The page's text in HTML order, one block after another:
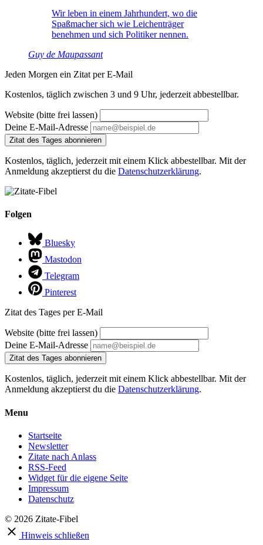
Wir leben in einem Jahrhundert, wo die
Spaßmacher sich wie Leichenträger
benehmen und sich Politiker nennen.
Guy de Maupassant
Jeden Morgen ein Zitat per E-Mail
Kostenlos, täglich zwischen 3 und 9 Uhr, jederzeit abbestellbar.
Website (bitte frei lassen)
Deine E-Mail-Adresse
Zitat des Tages abonnieren
Kostenlos, täglich, jederzeit mit einem Klick abbestellbar. Mit der
Anmeldung akzeptierst du die Datenschutzerklärung.
Folgen
Bluesky
Mastodon
Telegram
Pinterest
Zitat des Tages per E-Mail
Website (bitte frei lassen)
Deine E-Mail-Adresse
Zitat des Tages abonnieren
Kostenlos, täglich, jederzeit mit einem Klick abbestellbar. Mit der
Anmeldung akzeptierst du die Datenschutzerklärung.
Menu
Startseite
Newsletter
Zitate nach Anlass
RSS-Feed
Widget für die eigene Seite
Impressum
Datenschutz
© 2026 Zitate-Fibel
Hinweis schließen